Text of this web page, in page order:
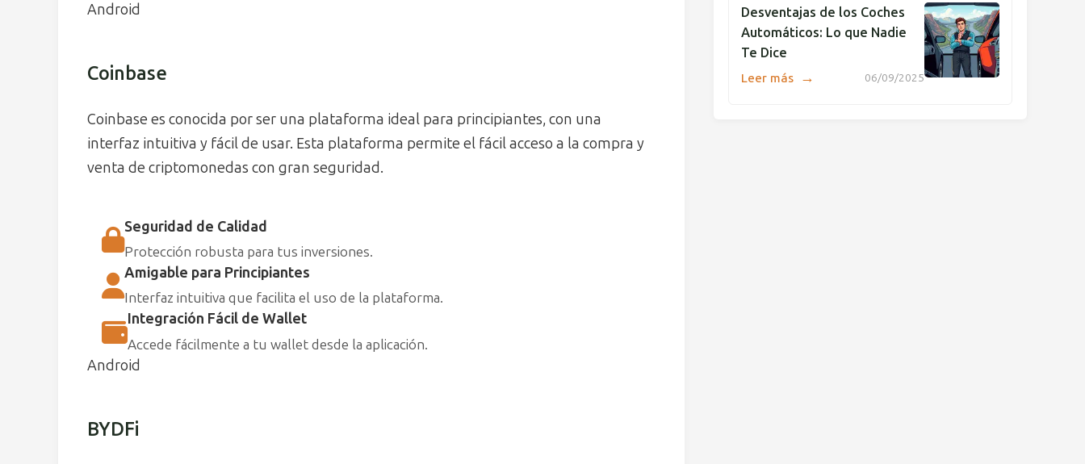
Android
Coinbase
Coinbase es conocida por ser una plataforma ideal para principiantes, con una
interfaz intuitiva y fácil de usar. Esta plataforma permite el fácil acceso a la compra y
venta de criptomonedas con gran seguridad.
Seguridad de Calidad
Protección robusta para tus inversiones.
Amigable para Principiantes
Interfaz intuitiva que facilita el uso de la plataforma.
Integración Fácil de Wallet
Accede fácilmente a tu wallet desde la aplicación.
Android
BYDFi
Desventajas de los Coches
Automáticos: Lo que Nadie
Te Dice
06/09/2025
Leer más →